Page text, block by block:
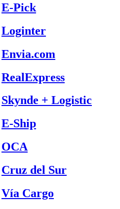
E-Pick
Loginter
Envia.com
RealExpress
Skynde + Logistic
E-Ship
OCA
Cruz del Sur
Vía Cargo